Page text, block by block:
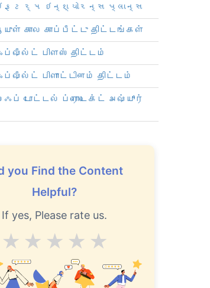
ટર્મ ઇન્શ્યોરન્સ પ્લાન્સ
கால காப்பீட்டு திட்டங்கள்
பிளஸ் திட்டம்
பிளாட்டினம் திட்டம்
டோட்டல் ப்ரொடெக்ட் அஷ்யூர்
you Find the Content
Helpful?
If yes, Please rate us.
Excellent
V.Good
Good
Average